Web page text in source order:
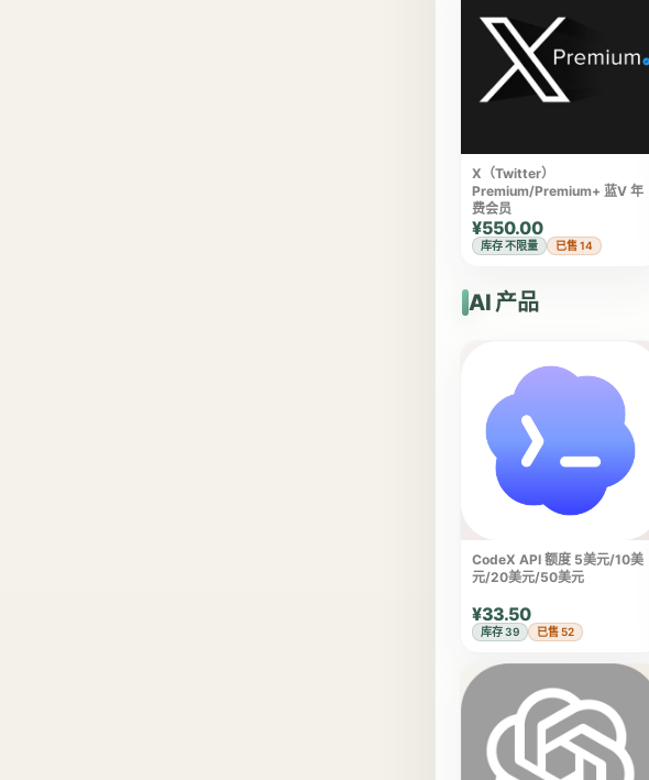
X（Twitter）
Premium/Premium+ 蓝V 年
费会员
¥550.00
库存 不限量 已售 14
AI 产品
CodeX API 额度 5美元/10美
元/20美元/50美元
¥33.50
库存 39 已售 52